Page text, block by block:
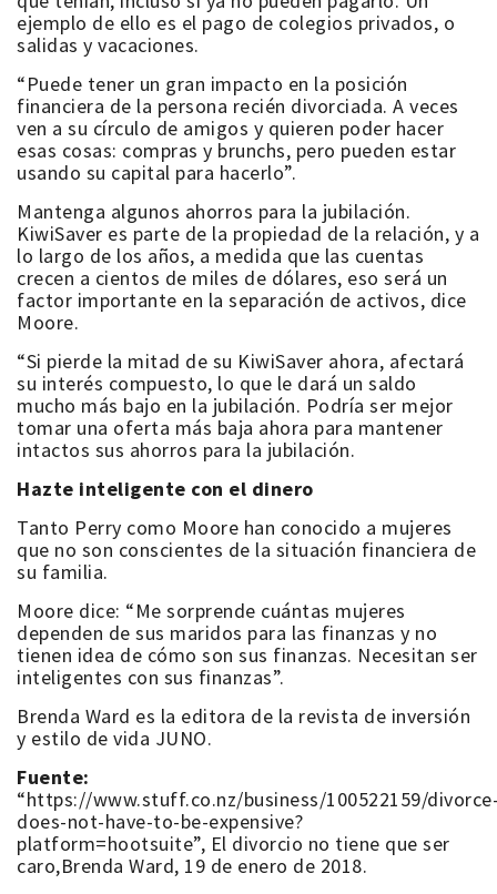
ejemplo de ello es el pago de colegios privados, o
salidas y vacaciones.
“Puede tener un gran impacto en la posición
financiera de la persona recién divorciada. A veces
ven a su círculo de amigos y quieren poder hacer
esas cosas: compras y brunchs, pero pueden estar
usando su capital para hacerlo”.
Mantenga algunos ahorros para la jubilación.
KiwiSaver es parte de la propiedad de la relación, y a
lo largo de los años, a medida que las cuentas
crecen a cientos de miles de dólares, eso será un
factor importante en la separación de activos, dice
Moore.
“Si pierde la mitad de su KiwiSaver ahora, afectará
su interés compuesto, lo que le dará un saldo
mucho más bajo en la jubilación. Podría ser mejor
tomar una oferta más baja ahora para mantener
intactos sus ahorros para la jubilación.
Hazte inteligente con el dinero
Tanto Perry como Moore han conocido a mujeres
que no son conscientes de la situación financiera de
su familia.
Moore dice: “Me sorprende cuántas mujeres
dependen de sus maridos para las finanzas y no
tienen idea de cómo son sus finanzas. Necesitan ser
inteligentes con sus finanzas”.
Brenda Ward es la editora de la revista de inversión
y estilo de vida JUNO.
Fuente:
“https://www.stuff.co.nz/business/100522159/
does-not-have-to-be-expensive?
platform=hootsuite”, El divorcio no tiene que ser
caro,Brenda Ward, 19 de enero de 2018.